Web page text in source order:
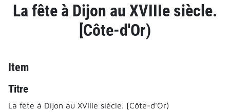
La fête à Dijon au XVIIIe siècle.
[Côte-d'Or)
Item
Titre
La fête à Dijon au XVIIIe siècle. [Côte-d'Or)